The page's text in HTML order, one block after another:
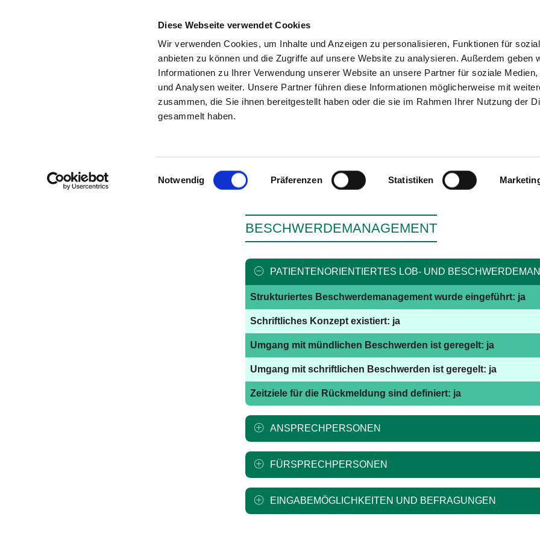
Diese Webseite verwendet Cookies
Wir verwenden Cookies, um Inhalte und Anzeigen zu personalisieren, Funktionen für
anbieten zu können und die Zugriffe auf unsere Website zu analysieren. Außerdem geben
Informationen zu Ihrer Verwendung unserer Website an unsere Partner für soziale Medien,
und Analysen weiter. Unsere Partner führen diese Informationen möglicherweise mit
zusammen, die Sie ihnen bereitgestellt haben oder die sie im Rahmen Ihrer Nutzung der
gesammelt haben.
Einwilligungsauswahl
Notwendig Präferenzen Statistiken
SUCHEN TIPPS & HILFE DAS
Zur Krankenhaus-Startseite
BESCHWERDEMANAGEMENT
PATIENTENORIENTIERTES LOB- UND
Strukturiertes Beschwerdemanagement wurde eingeführt: ja
Schriftliches Konzept existiert: ja
Umgang mit mündlichen Beschwerden ist geregelt: ja
Umgang mit schriftlichen Beschwerden ist geregelt: ja
Zeitziele für die Rückmeldung sind definiert: ja
ANSPRECHPERSONEN
FÜRSPRECHPERSONEN
EINGABEMÖGLICHKEITEN UND BEFRAGUNGEN